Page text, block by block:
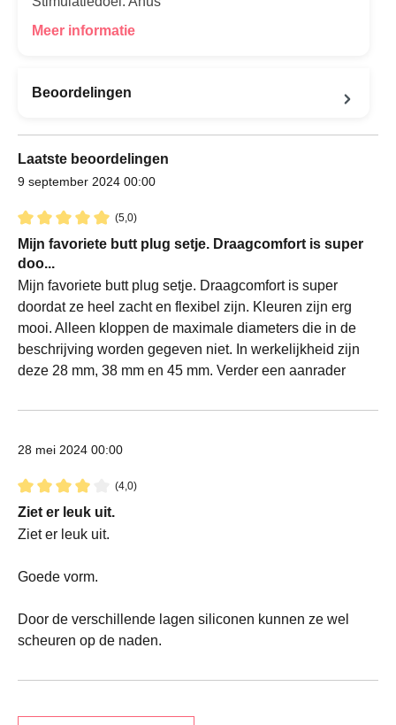
Meer informatie
Beoordelingen
Laatste beoordelingen
9 september 2024 00:00
(5,0)
Recensie met een waardering van 5 van de 5 sterren
Mijn favoriete butt plug setje. Draagcomfort is super
doo...
Mijn favoriete butt plug setje. Draagcomfort is super
doordat ze heel zacht en flexibel zijn. Kleuren zijn erg
mooi. Alleen kloppen de maximale diameters die in de
beschrijving worden gegeven niet. In werkelijkheid zijn
deze 28 mm, 38 mm en 45 mm. Verder een aanrader
28 mei 2024 00:00
(4,0)
Recensie met een waardering van 4 van de 5 sterren
Ziet er leuk uit.
Ziet er leuk uit.
Goede vorm.
Door de verschillende lagen siliconen kunnen ze wel
scheuren op de naden.